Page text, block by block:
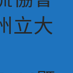
立大